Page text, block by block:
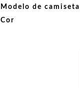
Modelo de camiseta
Cor